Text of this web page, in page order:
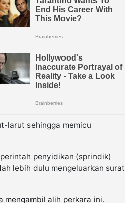
larut sehingga memicu
penyidikan (sprindik)
lebih dulu mengeluarkan surat
mengambil alih perkara ini.